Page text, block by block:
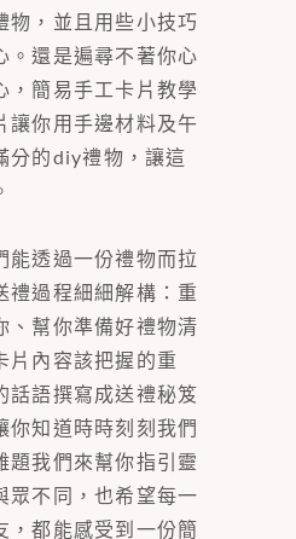
物，並且用些小技巧
。還是遍尋不著你心
，簡易手工卡片教學
讓你用手邊材料及午
分的diy禮物，讓這
能透過一份禮物而拉
禮過程細細解構：重
、幫你準備好禮物清
片內容該把握的重
話語撰寫成送禮秘笈
你知道時時刻刻我們
題我們來幫你指引靈
眾不同，也希望每一
，都能感受到一份簡